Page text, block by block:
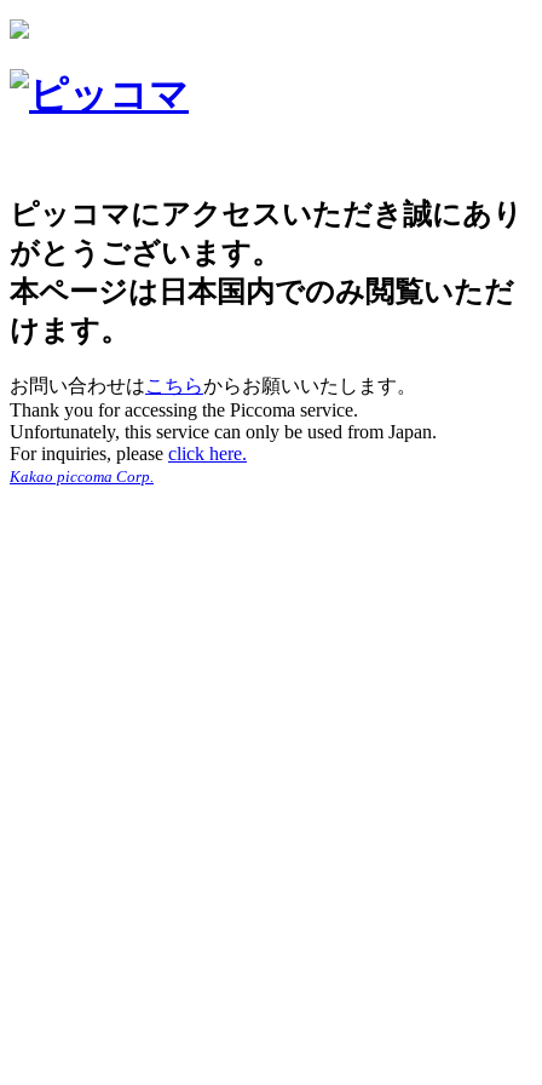
ピッコマにアクセスいただき誠にあり
がとうございます。
本ページは日本国内でのみ閲覧いただ
けます。
お問い合わせはこちらからお願いいたします。
Thank you for accessing the Piccoma service.
Unfortunately, this service can only be used from Japan.
For inquiries, please click here.
Kakao piccoma Corp.